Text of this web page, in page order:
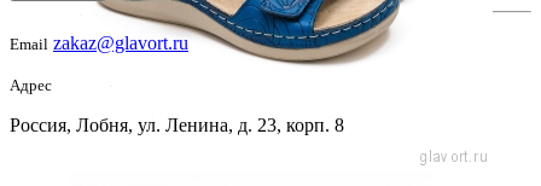
Email zakaz@glavort.ru
Адрес
Россия, Лобня, ул. Ленина, д. 23, корп. 8